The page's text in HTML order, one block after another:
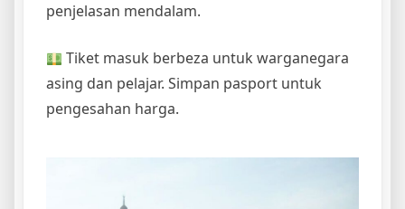
penjelasan mendalam.
Tiket masuk berbeza untuk warganegara
asing dan pelajar. Simpan pasport untuk
pengesahan harga.